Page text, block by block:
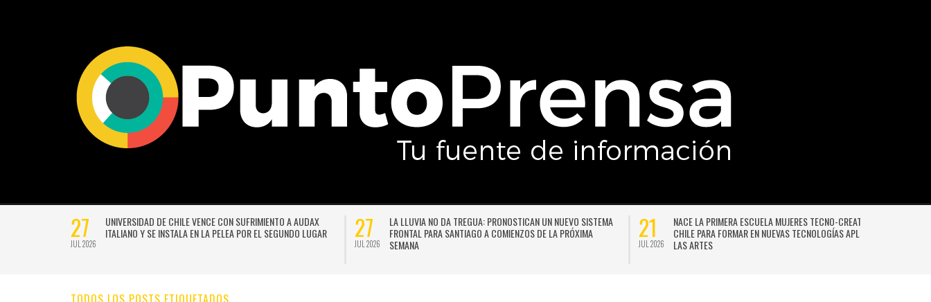
27
JUL 2026
UNIVERSIDAD DE CHILE VENCE CON SUFRIMIENTO A AUDAX
ITALIANO Y SE INSTALA EN LA PELEA POR EL SEGUNDO LUGAR
27
JUL 2026
LA LLUVIA NO DA TREGUA: PRONOSTICAN UN NUEVO SISTEMA
FRONTAL PARA SANTIAGO A COMIENZOS DE LA PRÓXIMA
SEMANA
21
JUL 2026
NACE LA PRIMERA ESCUELA MUJERES TECNO-CREATIVAS DE
CHILE PARA FORMAR EN NUEVAS TECNOLOGÍAS APLICADAS A
LAS ARTES